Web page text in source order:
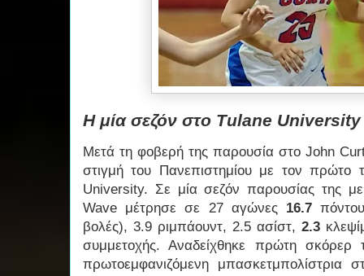
Η μία σεζόν στο Tulane
Μετά τη φοβερή της παρουσία στο John
στιγμή του Πανεπιστημίου με τον πρώτο
University. Σε μία σεζόν παρουσίας της
Wave μέτρησε σε 27 αγώνες 16.7
βολές), 3.9 ριμπάουντ, 2.5 ασίστ, 2.3
συμμετοχής. Αναδείχθηκε πρώτη σκόρερ
πρωτοεμφανιζόμενη μπασκετμπολίστρια